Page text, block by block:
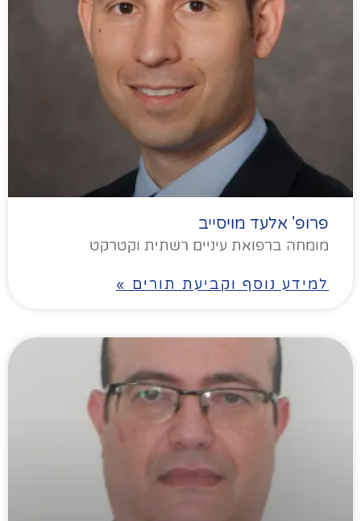
פרופ' אלעד מויסייב
מומחה ברפואת עיניים רשתית וקטרקט
למידע נוסף וקביעת תורים »